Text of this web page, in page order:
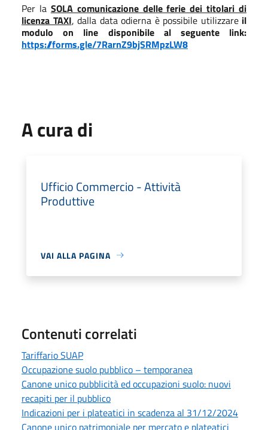
Per la SOLA comunicazione delle ferie dei titolari di
licenza TAXI, dalla data odierna è possibile utilizzare il
modulo on line disponibile al seguente link:
https://forms.gle/7RarnZ9bjSRMpzLW8
A cura di
Ufficio Commercio - Attività
Produttive
VAI ALLA PAGINA
Contenuti correlati
Tariffario SUAP
Occupazione suolo pubblico – temporanea
Canone unico pubblicità ed occupazioni suolo: nuovi
recapiti per il pubblico
Indicazioni per i plateatici in scadenza al 31/12/2024
Canone unico patrimoniale per mercato e plateatici